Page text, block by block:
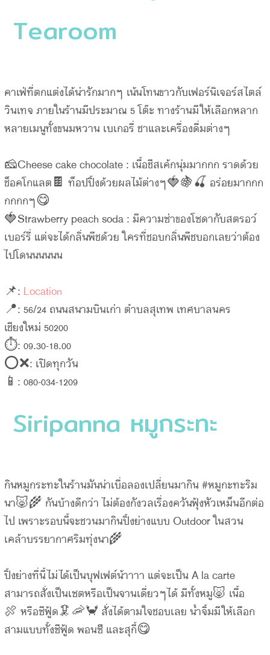
Tearoom
คาเฟ่ที่ตกแต่งได้น่ารักมากๆ เน้นโทนขาวกับเฟอร์นิเจอร์สไตล์
วินเทจ ภายในร้านมีประมาณ 5 โต๊ะ ทางร้านมีให้เลือกหลาก
หลายเมนูทั้งขนมหวาน เบเกอรี่ ชาและเครื่องดื่มต่างๆ
🧀Cheese cake chocolate : เนื้อชีสเค้กนุ่มมากกก ราดด้วย
ช็อคโกแลต🍫 ท็อปปิ้งด้วยผลไม้ต่างๆ🍓🍇🍒 อร่อยมากกก
กกกกๆ😋
🍓Strawberry peach soda : มีความซ่าของโซดากับสตรอว์
เบอร์รี่ แต่จะได้กลิ่นพีชด้วย ใครที่ชอบกลิ่นพีชบอกเลยว่าต้อง
ไปโดนนนนนน
📌: Location
📍: 56/24 ถนนสนามบินเก่า ตำบลสุเทพ เทศบาลนคร
เชียงใหม่ 50200
⏱: 09.30-18.00
⭕️❌: เปิดทุกวัน
📱: 080-034-1209
Siripanna หมูกระทะ
กินหมูกระทะในร้านมันน่าเบื่อลองเปลี่ยนมากิน #หมูกะทะริม
นา🐷🌾 กันบ้างดีกว่า ไม่ต้องกังวลเรื่องควันฟุ้งหัวเหม็นอีกต่อ
ไป เพราะรอบนี้จะชวนมากินปิ้งย่างแบบ Outdoor ในสวน
เคล้าบรรยากาศริมทุ่งนา🌾
ปิ้งย่างที่นี้ไม่ได้เป็นบุฟเฟต์น้าาาา แต่จะเป็น A la carte
สามารถสั่งเป็นเซตหรือเป็นจานเดี่ยวๆได้ มีทั้งหมู🐷 เนื้อ
🍖 หรือซีฟู้ด🦑🦐🦀 สั่งได้ตามใจชอบเลย น้ำจิ้มมีให้เลือก
สามแบบทั้งซีฟู้ด พอนซึ และสุกี้😋